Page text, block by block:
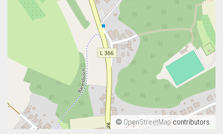
© OpenStreetMapcontributors.